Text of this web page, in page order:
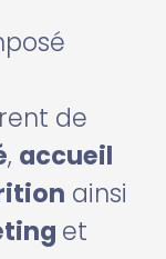
de
, accueil
ainsi
et